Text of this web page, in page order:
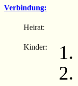
Verbindung:
Heirat:
Kinder: